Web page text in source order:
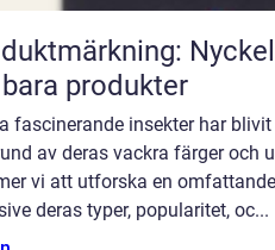
produkter
fascinerande insekter har
av deras vackra färger och
vi att utforska en
deras typer, popularitet, oc...